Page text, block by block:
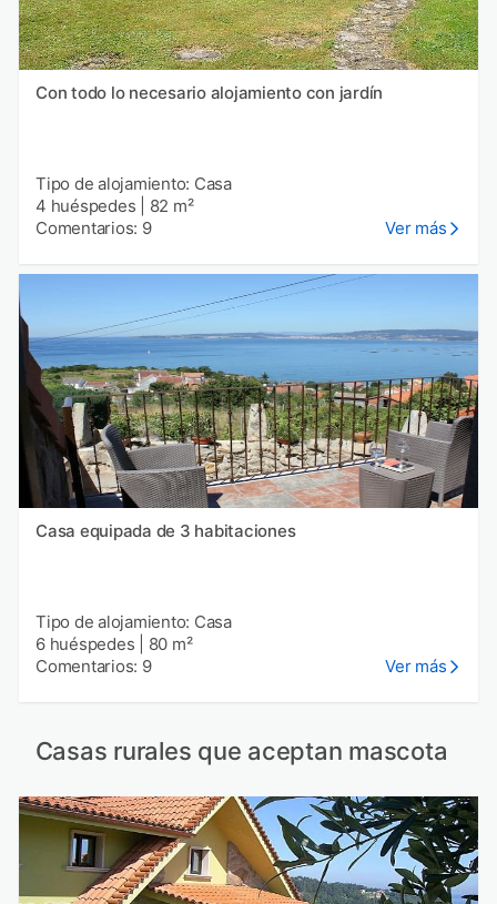
Con todo lo necesario alojamiento con jardín
Tipo de alojamiento: Casa
4 huéspedes
82 m²
Comentarios: 9
Ver más
Casa equipada de 3 habitaciones
Tipo de alojamiento: Casa
6 huéspedes
80 m²
Comentarios: 9
Ver más
Casas rurales que aceptan mascota